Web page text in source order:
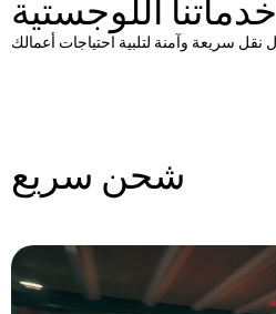
خدماتنا اللوجستية
شحن سريع